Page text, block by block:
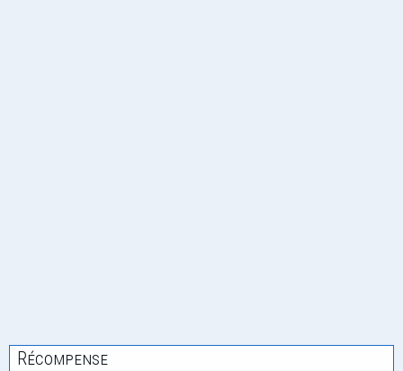
Récompense